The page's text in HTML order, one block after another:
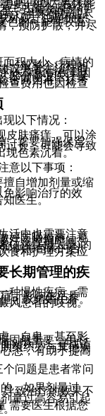
要4-8周左右才能
生可能会调整剂
，白癜风的治疗
疗并不能保证尽
外观。白斑面积
色的可能性较高。
，预防扩散，并尽
积大小、病情的
一般整个疗程的
议患者在治疗前
医保报销政策因
部分商业医疗保
合同为准。挂号
查费用也因检查
以下情况：
皮肤瘙痒，可以涂
，需要加强保湿。
过长，可能会导致
现色素沉着。
意以下事项：
擅自增加剂量或缩
免影响治疗的效
知医生。
活中也需要注意
好防晒措施，避
注意控制时间。
C(注意摄入量)的
制黑色素的合
食和护理方案应
长期管理的疾
种慢性疾病，需
，影响生活质
可以结婚生育。
风患者的歧视。
、自卑，甚至影
固然重要，但心
对疾病，寻找适
组织，与其他病
态，有助于提高
问题是患者常问
，如果剂量过
致治疗的效果不
量过高容易引起
需要医生根据您
。